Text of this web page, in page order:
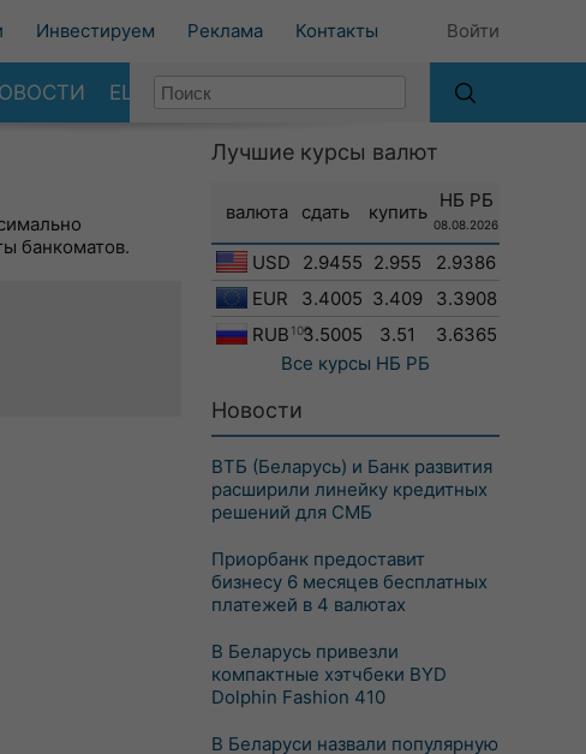
Инвестируем Реклама Контакты Войти
ЕЩЕ
банкоматов.
Лучшие курсы валют
валюта сдать купить
НБ РБ
08.08.2026
USD 2.9455 2.955
2.9386
EUR
3.4005 3.409
3.3908
RUB 1003.5005 3.51
3.6365
Все курсы НБ РБ
Новости
ВТБ (Беларусь) и Банк развития
расширили линейку кредитных
решений для СМБ
Приорбанк предоставит
бизнесу 6 месяцев бесплатных
платежей в 4 валютах
В Беларусь привезли
компактные хэтчбеки BYD
Dolphin Fashion 410
В Беларуси назвали популярную